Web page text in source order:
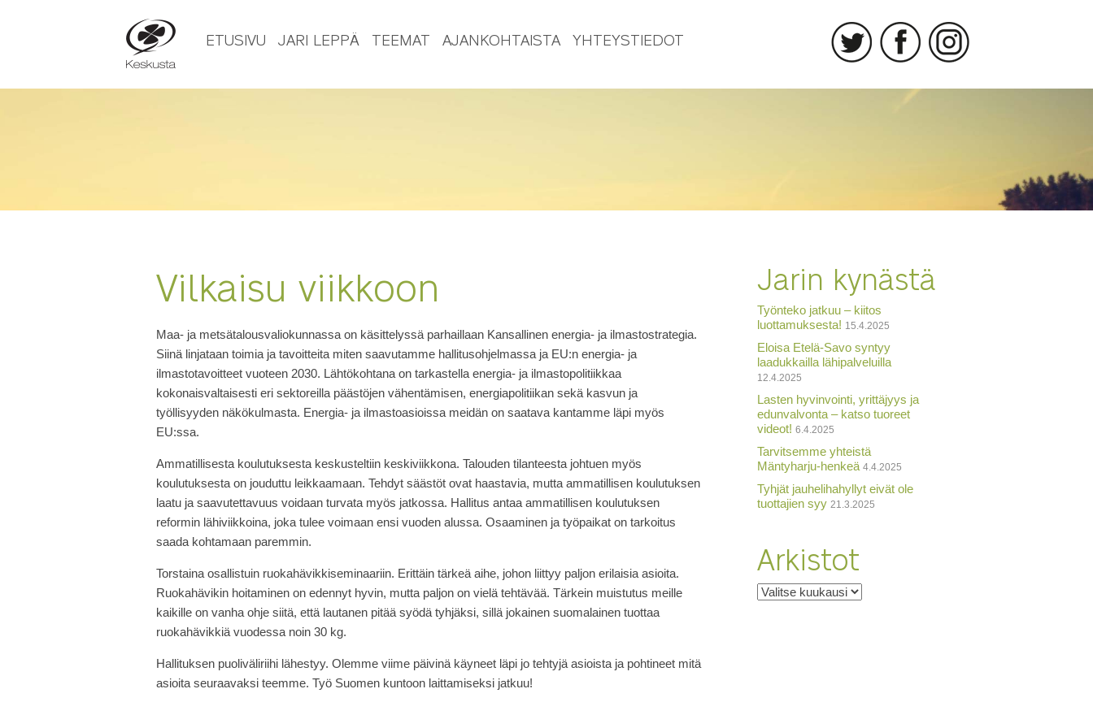
ETUSIVU JARI LEPPÄ TEEMAT AJANKOHTAISTA YHTEYSTIEDOT
Vilkaisu viikkoon
Maa- ja metsätalousvaliokunnassa on käsittelyssä parhaillaan Kansallinen energia- ja ilmastostrategia.
Siinä linjataan toimia ja tavoitteita miten saavutamme hallitusohjelmassa ja EU:n energia- ja
ilmastotavoitteet vuoteen 2030. Lähtökohtana on tarkastella energia- ja ilmastopolitiikkaa
kokonaisvaltaisesti eri sektoreilla päästöjen vähentämisen, energiapolitiikan sekä kasvun ja
työllisyyden näkökulmasta. Energia- ja ilmastoasioissa meidän on saatava kantamme läpi myös
EU:ssa.
Ammatillisesta koulutuksesta keskusteltiin keskiviikkona. Talouden tilanteesta johtuen myös
koulutuksesta on jouduttu leikkaamaan. Tehdyt säästöt ovat haastavia, mutta ammatillisen koulutuksen
laatu ja saavutettavuus voidaan turvata myös jatkossa. Hallitus antaa ammatillisen koulutuksen
reformin lähiviikkoina, joka tulee voimaan ensi vuoden alussa. Osaaminen ja työpaikat on tarkoitus
saada kohtamaan paremmin.
Torstaina osallistuin ruokahävikkiseminaariin. Erittäin tärkeä aihe, johon liittyy paljon erilaisia asioita.
Ruokahävikin hoitaminen on edennyt hyvin, mutta paljon on vielä tehtävää. Tärkein muistutus meille
kaikille on vanha ohje siitä, että lautanen pitää syödä tyhjäksi, sillä jokainen suomalainen tuottaa
ruokahävikkiä vuodessa noin 30 kg.
Hallituksen puoliväliriihi lähestyy. Olemme viime päivinä käyneet läpi jo tehtyjä asioista ja pohtineet mitä
asioita seuraavaksi teemme. Työ Suomen kuntoon laittamiseksi jatkuu!
Jarin kynästä
Työnteko jatkuu – kiitos
luottamuksesta! 15.4.2025
Eloisa Etelä-Savo syntyy
laadukkailla lähipalveluilla
12.4.2025
Lasten hyvinvointi, yrittäjyys ja
edunvalvonta – katso tuoreet
videot! 6.4.2025
Tarvitsemme yhteistä
Mäntyharju-henkeä 4.4.2025
Tyhjät jauhelihahyllyt eivät ole
tuottajien syy 21.3.2025
Arkistot
Arkistot